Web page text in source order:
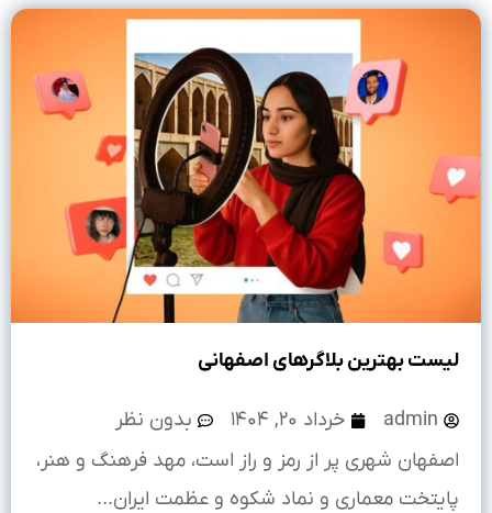
لیست بهترین بلاگرهای اصفهانی
admin خرداد ۲۰, ۱۴۰۴
بدون نظر
اصفهان شهری پر از رمز و راز است، مهد فرهنگ و هنر،
پایتخت معماری و نماد شکوه و عظمت ایران...